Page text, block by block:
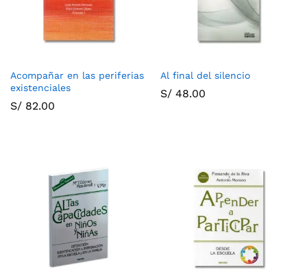
Acompañar en las periferias
existenciales
S/ 82.00
Al final del silencio
S/ 48.00